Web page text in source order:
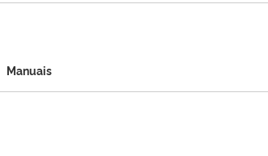
Manuais